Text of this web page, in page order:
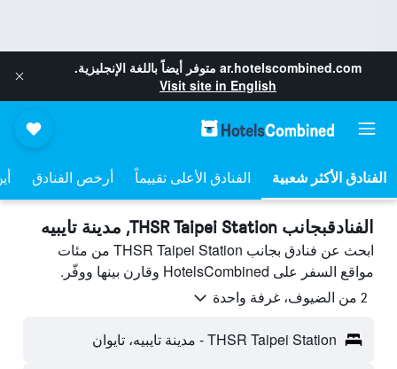
ar.hotelscombined.com متوفر أيضاً باللغة الإنجليزية.
Visit site in English
الفنادق الأعلى تقييماً أرخص الفنادق
الفنادقبجانب THSR Taipei Station, مدينة تايبيه
ابحث عن فنادق بجانب THSR Taipei Station من مئات
مواقع السفر على HotelsCombined وقارن بينها ووفّر.
2 من الضيوف، غرفة واحدة
THSR Taipei Station - مدينة تايبيه، تايوان